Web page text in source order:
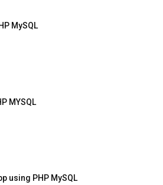
MySQL
MYSQL
using PHP MySQL